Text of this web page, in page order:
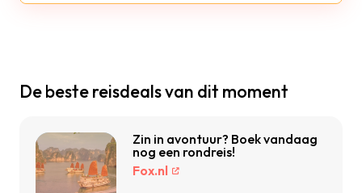
De beste reisdeals van dit moment
Zin in avontuur? Boek vandaag
nog een rondreis!
Fox.nl